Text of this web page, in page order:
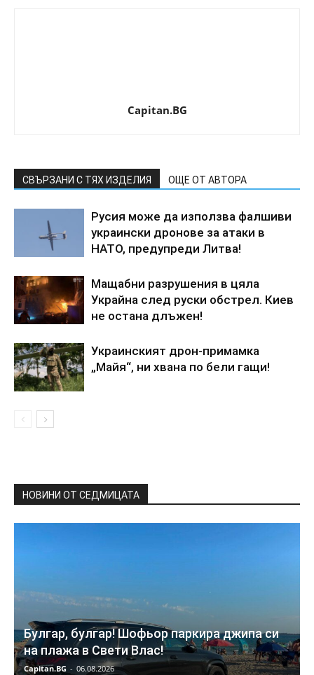
Capitan.BG
СВЪРЗАНИ С ТЯХ ИЗДЕЛИЯ ОЩЕ ОТ АВТОРА
Русия може да използва фалшиви
украински дронове за атаки в
НАТО, предупреди Литва!
Мащабни разрушения в цяла
Украйна след руски обстрел. Киев
не остана длъжен!
Украинският дрон-примамка
„Майя“, ни хвана по бели гащи!
НОВИНИ ОТ СЕДМИЦАТА
Булгар, булгар! Шофьор паркира джипа си
на плажа в Свети Влас!
Capitan.BG - 06.08.2026